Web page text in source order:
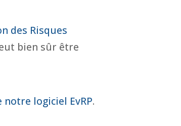
des Risques
bien sûr être
logiciel EvRP.